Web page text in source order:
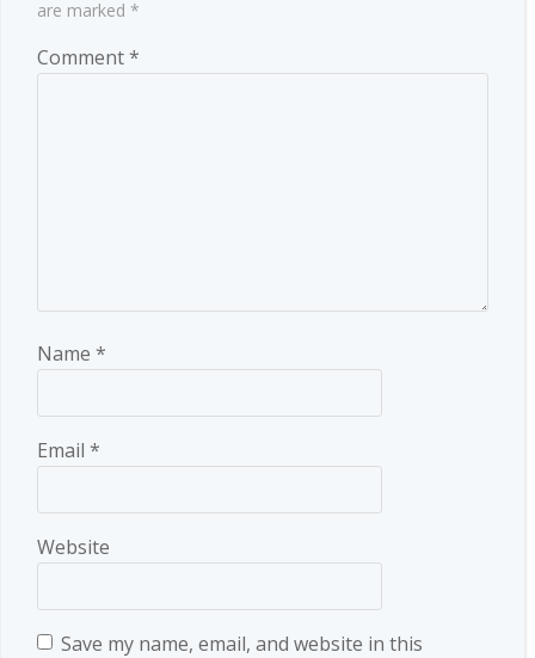
are marked *
Comment*
Name *
Email *
Website
Save my name, email, and website in this